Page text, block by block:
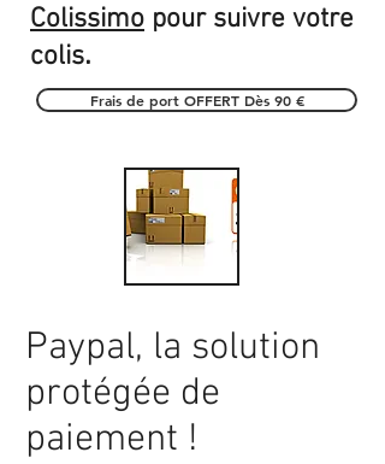
Colissimo pour suivre votre
colis.
Frais de port OFFERT Dès 90 €
Paypal, la solution
protégée de
paiement !